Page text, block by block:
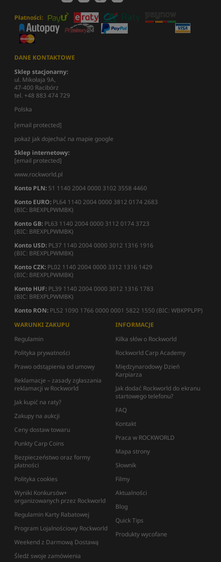
Płatności:
DANE KONTAKTOWE
Sklep stacjonarny:
ul. Mikołaja 9A,
47-400 Racibórz
tel. +48 883 474 729
Polska
[email protected]
pokaż jak dojechać na mapie google
Sklep internetowy:
[email protected]
www.rockworld.pl
Konto PLN: 51 1140 2004 0000 3102 3558 4460
Konto EURO: PL64 1140 2004 0000 3812 0174 2683
(BIC: BREXPLPWMBK)
Konto GB: PL63 1140 2004 0000 3112 0174 3723
(BIC: BREXPLPWMBK)
Konto USD: PL37 1140 2004 0000 3012 1316 1916
(BIC: BREXPLPWMBK)
Konto CZK: PL02 1140 2004 0000 3312 1316 1429
(BIC: BREXPLPWMBK)
Konto HUF: PL39 1140 2004 0000 3012 1316 1783
(BIC: BREXPLPWMBK)
Konto RON: PL52 1090 1766 0000 0001 5822 1550 (BIC: WBKPPLPP)
WARUNKI ZAKUPU
Regulamin
Polityka prywatności
Prawo odstąpienia od umowy
Reklamacje – zasady zgłaszania
reklamacji w Rockworld
Jak kupić na raty?
Zakupy na aukcji
Ceny dostaw towaru
Punkty Carp Coins
Bezpieczeństwo oraz formy
płatności
Polityka cookies
Wyniki Konkursów+
organizowanych przez Rockworld
Regulamin Karty Rabatowej
Program Lojalnościowy Rockworld
Weekend z Darmową Dostawą
Śledź swoje zamówienia
INFORMACJE
Kilka słów o Rockworld
Rockworld Carp Academy
Międzynarodowy Dzień
Karpiarza
Jak dodać Rockworld do ekranu
startowego telefonu?
FAQ
Kontakt
Praca w ROCKWORLD
Mapa strony
Słownik
Filmy
Aktualności
Blog
Quick Tips
Produkty wycofane